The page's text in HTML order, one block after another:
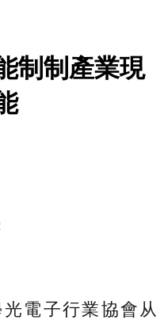
制制產業現
電子行業協會从